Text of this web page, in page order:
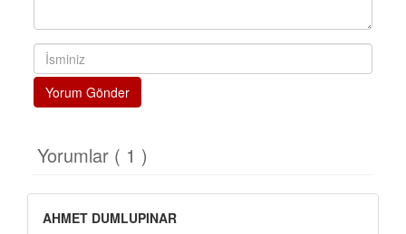
Yorum Gönder
Yorumlar ( 1 )
AHMET DUMLUPINAR